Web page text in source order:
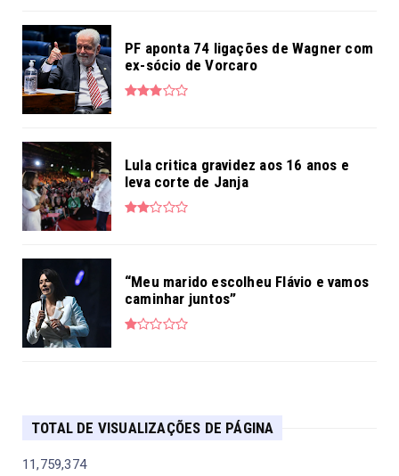
PF aponta 74 ligações de Wagner com
ex-sócio de Vorcaro
Lula critica gravidez aos 16 anos e
leva corte de Janja
“Meu marido escolheu Flávio e vamos
caminhar juntos”
TOTAL DE VISUALIZAÇÕES DE PÁGINA
11,759,374